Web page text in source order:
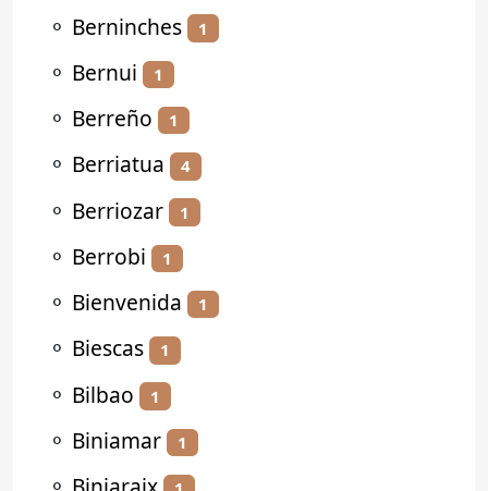
⚬ Berninches 1
⚬ Bernui 1
⚬ Berreño 1
⚬ Berriatua 4
⚬ Berriozar 1
⚬ Berrobi 1
⚬ Bienvenida 1
⚬ Biescas 1
⚬ Bilbao 1
⚬ Biniamar 1